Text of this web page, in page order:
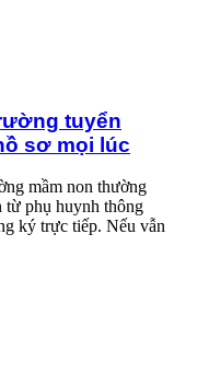
sinh thông minh, nhận hồ
tuyển
sơ mọi lúc
mầm non thường
phụ huynh thông
ký trực tiếp. Nếu vẫn
dụng thanh toán học phí